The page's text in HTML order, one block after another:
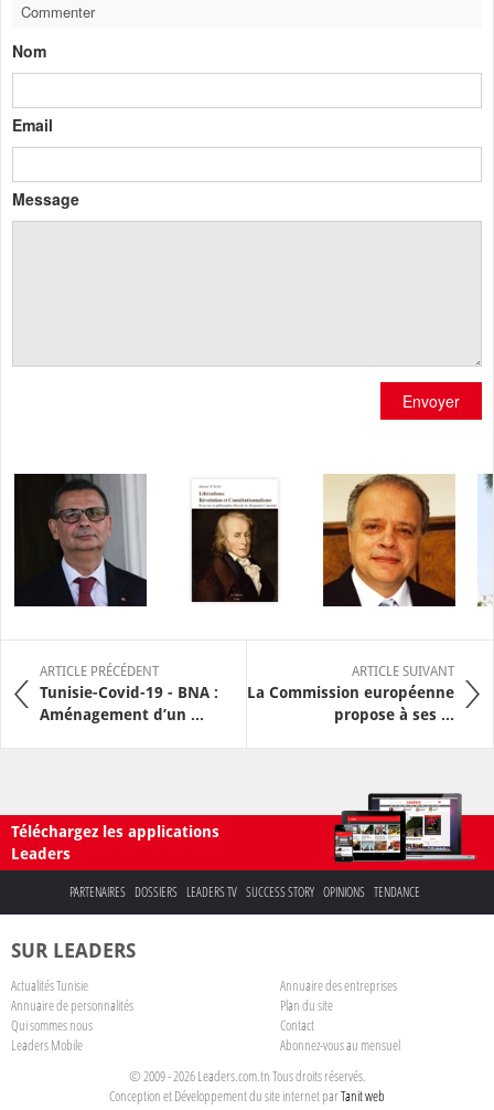
Commenter
Nom
Email
Message
Envoyer
ARTICLE PRÉCÉDENT
Tunisie-Covid-19 - BNA :
Aménagement d’un ...
ARTICLE SUIVANT
La Commission européenne
propose à ses ...
Téléchargez les applications
Leaders
PARTENAIRES DOSSIERS LEADERS TV SUCCESS STORY OPINIONS TENDANCE
SUR LEADERS
Actualités Tunisie
Annuaire des entreprises
Annuaire de personnalités
Plan du site
Qui sommes nous
Contact
Leaders Mobile
Abonnez-vous au mensuel
© 2009 - 2026 Leaders.com.tn Tous droits réservés.
Conception et Développement du site internet parTanit web